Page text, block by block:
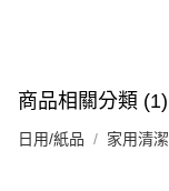
商品相關分類 (1)
日用/紙品 家用清潔